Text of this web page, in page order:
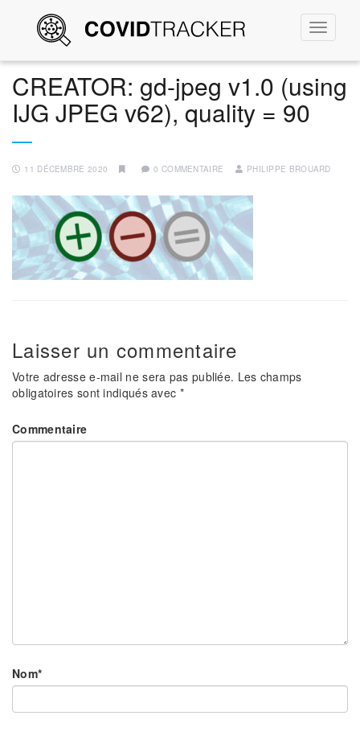
la
CREATOR: gd-jpeg v1.0 (using
IJG JPEG v62), quality = 90
11 DÉCEMBRE 2020 0 COMMENTAIRE PHILIPPE BROUARD
Laisser un commentaire
Votre adresse e-mail ne sera pas publiée. Les champs
obligatoires sont indiqués avec *
Commentaire
Nom*